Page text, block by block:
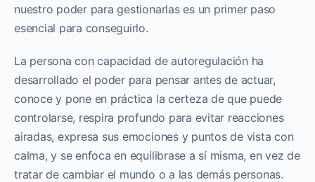
nuestro poder para gestionarlas es un primer paso
esencial para conseguirlo.
La persona con capacidad de autoregulación ha
desarrollado el poder para pensar antes de actuar,
conoce y pone en práctica la certeza de que puede
controlarse, respira profundo para evitar reacciones
airadas, expresa sus emociones y puntos de vista con
calma, y se enfoca en equilibrase a sí misma, en vez de
tratar de cambiar el mundo o a las demás personas.